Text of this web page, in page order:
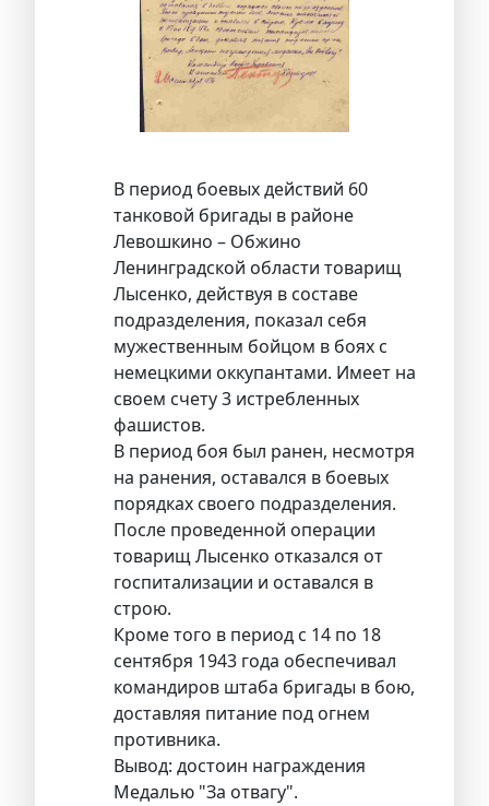
В период боевых действий 60
танковой бригады в районе
Левошкино – Обжино
Ленинградской области товарищ
Лысенко, действуя в составе
подразделения, показал себя
мужественным бойцом в боях с
немецкими оккупантами. Имеет на
своем счету 3 истребленных
фашистов.
В период боя был ранен, несмотря
на ранения, оставался в боевых
порядках своего подразделения.
После проведенной операции
товарищ Лысенко отказался от
госпитализации и оставался в
строю.
Кроме того в период с 14 по 18
сентября 1943 года обеспечивал
командиров штаба бригады в бою,
доставляя питание под огнем
противника.
Вывод: достоин награждения
Медалью "За отвагу".